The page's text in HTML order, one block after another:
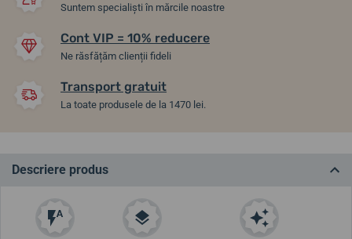
Suntem specialiști în mărcile noastre
Cont VIP = 10% reducere
Ne răsfățăm clienții fideli
Transport gratuit
La toate produsele de la 1470 lei.
Descriere produs